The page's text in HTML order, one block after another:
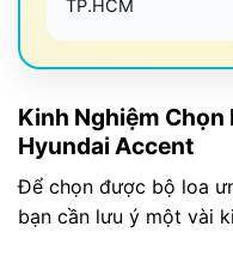
TP.HCM
Kinh Nghiệm Chọn
Hyundai Accent
Để chọn được bộ loa
bạn cần lưu ý một vài